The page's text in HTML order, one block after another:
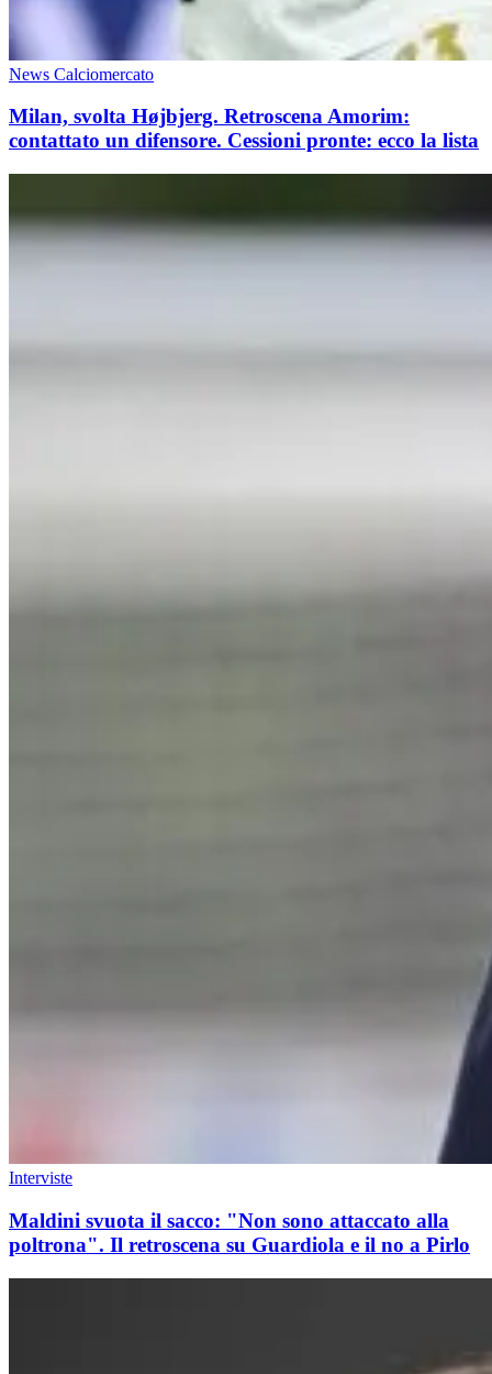
News Calciomercato
Milan, svolta Højbjerg. Retroscena Amorim:
contattato un difensore. Cessioni pronte: ecco la lista
Interviste
Maldini svuota il sacco: "Non sono attaccato alla
poltrona". Il retroscena su Guardiola e il no a Pirlo